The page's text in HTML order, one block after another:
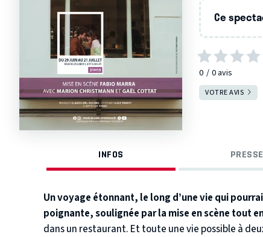
Ce
0 0avis
VOTRE AVIS
INFOS
Un voyage étonnant, le long d’une vie qui
poignante, soulignée par la mise en scène tout
dans un restaurant. Et toute une vie possible à